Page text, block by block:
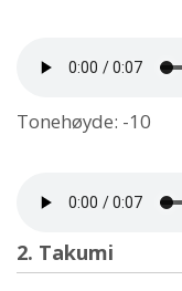
Tonehøyde: -10
2. Takumi